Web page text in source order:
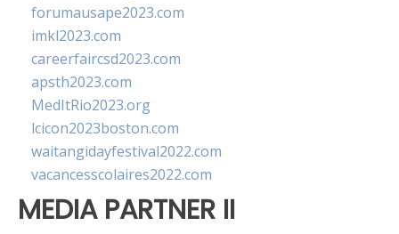
forumausape2023.com
imkl2023.com
careerfaircsd2023.com
apsth2023.com
MedItRio2023.org
lcicon2023boston.com
waitangidayfestival2022.com
vacancesscolaires2022.com
MEDIA PARTNER II